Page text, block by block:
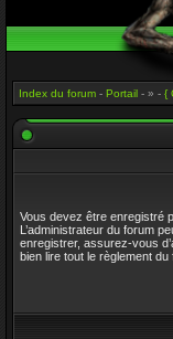
Index du forum - Portail - » - {
Vous devez être enregistré
L’administrateur du forum
enregistrer, assurez-vous
bien lire tout le règlement du